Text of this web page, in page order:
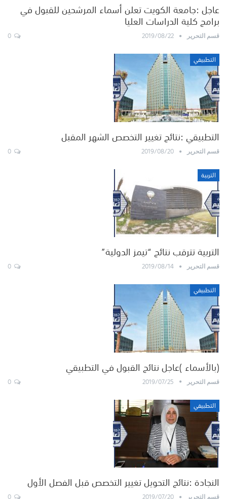
عاجل :جامعة الكويت تعلن أسماء المرشحين للقبول في
برامج كلية الدراسات العليا
قسم التحرير 2019/08/22
التطبيقي
التطبيقي :نتائج تغيير التخصص الشهر المقبل
قسم التحرير 2019/08/20
التربية
التربية تترقب نتائج “تيمز الدولية”
قسم التحرير 2019/08/14
التطبيقي
(بالأسماء )عاجل نتائج القبول في التطبيقي
قسم التحرير 2019/07/25
التطبيقي
النجادة :نتائج التحويل تغيير التخصص قبل الفصل الأول
قسم التحرير